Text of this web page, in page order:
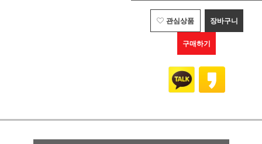
관심상품 장바구니
구매하기